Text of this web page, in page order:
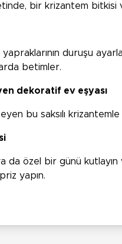
bir krizantem
yapraklarının duruşu
betimler.
dekoratif ev eşyası
bu saksılı
da özel bir günü
yapın.